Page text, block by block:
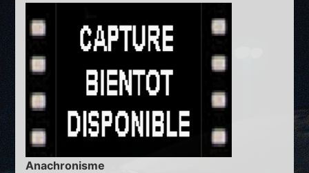
Anachronisme